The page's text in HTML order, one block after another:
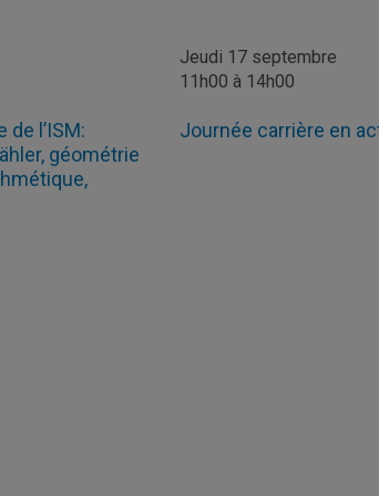
l’ISM:
géométrie
Jeudi 17 septembre
11h00 à 14h00
Journée carrière en